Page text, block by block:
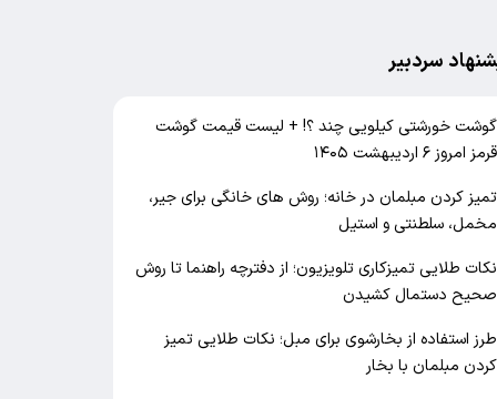
سردبیر
گوشت خورشتی کیلویی چند ؟! + لیست قیمت گوشت
قرمز امروز ۶ اردیبهشت ۱۴۰۵
تمیز کردن مبلمان در خانه؛ روش های خانگی برای جیر،
مخمل، سلطنتی و استیل
نکات طلایی تمیزکاری تلویزیون؛ از دفترچه راهنما تا روش
صحیح دستمال کشیدن
طرز استفاده از بخارشوی برای مبل؛ نکات طلایی تمیز
کردن مبلمان با بخار